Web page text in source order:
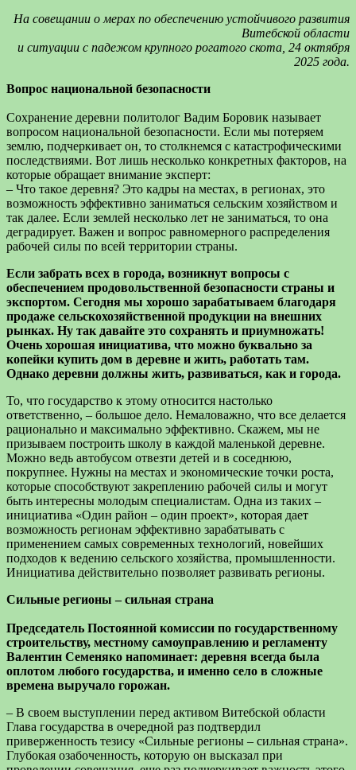
На совещании о мерах по обеспечению устойчивого развития
Витебской области
и ситуации с падежом крупного рогатого скота, 24 октября
2025 года.
Вопрос национальной безопасности
Сохранение деревни политолог Вадим Боровик называет
вопросом национальной безопасности. Если мы потеряем
землю, подчеркивает он, то столк­немся с катастрофическими
последствиями. Вот лишь несколько конкретных факторов, на
которые обращает внимание эксперт:
– Что такое деревня? Это кадры на местах, в регионах, это
возможность эффективно заниматься сельским хозяйством и
так далее. Если землей несколько лет не заниматься, то она
деградирует. Важен и вопрос равномерного распределения
рабочей силы по всей территории страны.
Если забрать всех в города, возникнут вопросы с
обеспечением продовольственной безопасности страны и
экспортом. Сегодня мы хорошо зарабатываем благодаря
продаже сельскохозяйственной продукции на внешних
рынках. Ну так давайте это сохранять и приумножать!
Очень хорошая инициатива, что можно буквально за
копейки купить дом в деревне и жить, работать там.
Однако деревни должны жить, развиваться, как и города.
То, что государство к этому относится настолько
ответственно, – большое дело. Немаловажно, что все делается
рационально и максимально эффективно. Скажем, мы не
призываем построить школу в каждой маленькой деревне.
Можно ведь автобусом отвезти детей и в соседнюю,
покрупнее. Нужны на местах и экономические точки роста,
которые способствуют закреплению рабочей силы и могут
быть интересны молодым специалистам. Одна из таких –
инициатива «Один район – один проект», которая дает
возможность регионам эффективно зарабатывать с
применением самых современных технологий, новейших
подходов к ведению сельского хозяйства, промышленности.
Инициатива действительно позволяет развивать регионы.
Сильные регионы – сильная страна
Председатель Постоянной комиссии по государственному
строительству, местному самоуправлению и регламенту
Валентин Семеняко напоминает: деревня всегда была
оплотом любого государства, и именно село в сложные
времена выручало горожан.
– В своем выступлении перед активом Витебской области
Глава государства в очередной раз подтвердил
приверженность тезису «Сильные регионы – сильная страна».
Глубокая озабоченность, которую он высказал при